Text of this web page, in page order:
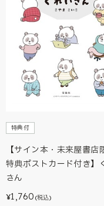
特典付
【サイン本・未来屋書店
特典ポストカード付き】
さん
¥1,760 (税込)